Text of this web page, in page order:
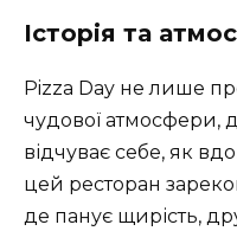
Історія та
Pizza Day не лише
чудової атмосфери,
відчуває себе, як
цей ресторан
де панує щирість,